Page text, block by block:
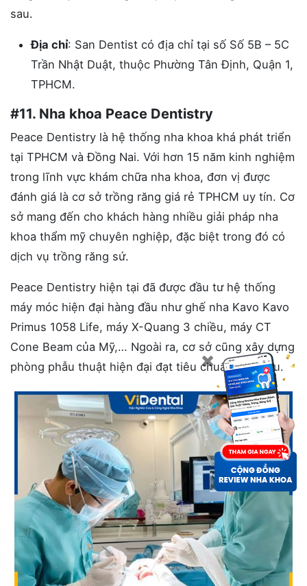
sau.
Địa chỉ: San Dentist có địa chỉ tại số Số 5B – 5C
Trần Nhật Duật, thuộc Phường Tân Định, Quận 1,
TPHCM.
#11. Nha khoa Peace Dentistry
Peace Dentistry là hệ thống nha khoa khá phát triển
tại TPHCM và Đồng Nai. Với hơn 15 năm kinh nghiệm
trong lĩnh vực khám chữa nha khoa, đơn vị được
đánh giá là cơ sở trồng răng giá rẻ TPHCM uy tín. Cơ
sở mang đến cho khách hàng nhiều giải pháp nha
khoa thẩm mỹ chuyên nghiệp, đặc biệt trong đó có
dịch vụ trồng răng sứ.
Peace Dentistry hiện tại đã được đầu tư hệ thống
máy móc hiện đại hàng đầu như ghế nha Kavo Kavo
Primus 1058 Life, máy X-Quang 3 chiều, máy CT
Cone Beam của Mỹ,… Ngoài ra, cơ sở cũng xây dựng
phòng phẫu thuật hiện đại đạt tiêu chuẩn châu Âu.